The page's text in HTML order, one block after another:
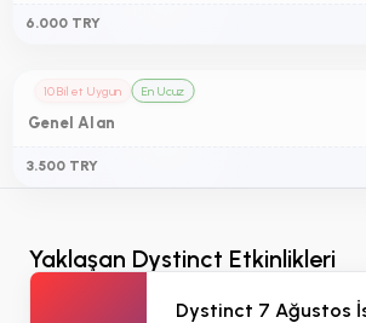
6.000 TRY
10 Bilet Uygun En Ucuz
Genel Alan
3.500 TRY
Yaklaşan Dystinct Etkinlikleri
Dystinct 7 Ağustos